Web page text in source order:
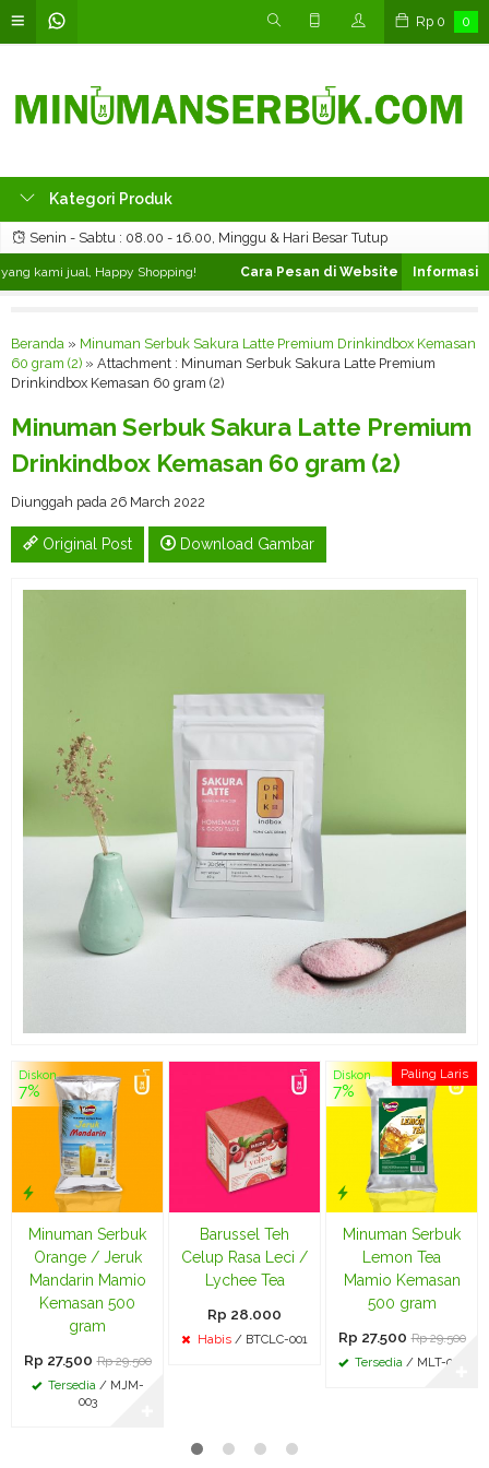
Rp 0 0
Kategori Produk
Senin - Sabtu : 08.00 - 16.00, Minggu & Hari Besar Tutup
kami jual, Happy Shopping! Cara Pesan di Website ❯ Silahkan
Beranda » Minuman Serbuk Sakura Latte Premium Drinkindbox Kemasan
60 gram (2) » Attachment : Minuman Serbuk Sakura Latte Premium
Drinkindbox Kemasan 60 gram (2)
Minuman Serbuk Sakura Latte Premium
Drinkindbox Kemasan 60 gram (2)
Diunggah pada 26 March 2022
Original Post Download Gambar
Diskon
7%
Minuman Serbuk
Orange / Jeruk
Mandarin Mamio
Kemasan 500
gram
Rp 27.500 Rp 29.500
Tersedia/ MJM-
003
Barussel Teh
Celup Rasa Leci /
Lychee Tea
Rp 28.000
Habis / BTCLC-001
Paling Laris
Diskon
7%
Minuman Serbuk
Lemon Tea
Mamio Kemasan
500 gram
Rp 27.500 Rp 29.500
Tersedia / MLT-003